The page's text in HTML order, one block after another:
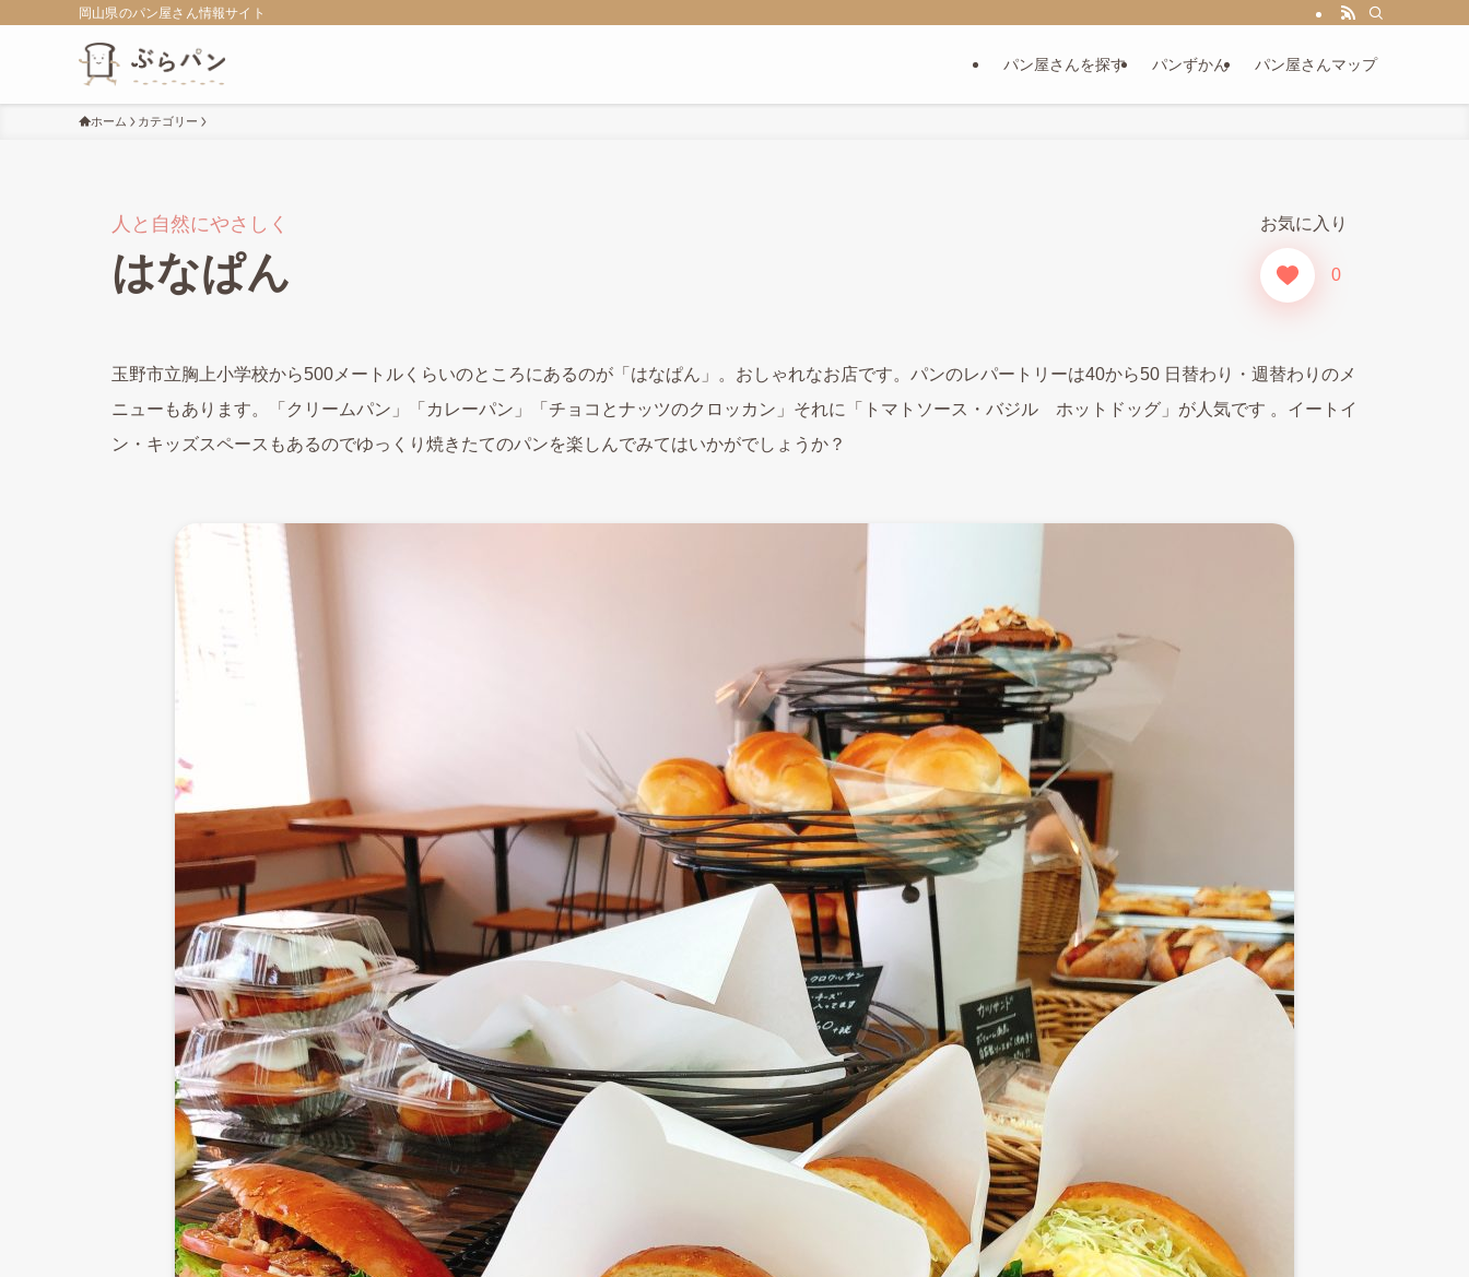
岡山県のパン屋さん情報サイト
パン屋さんを探す パンずかん パン屋さんマップ
ホーム カテゴリー
人と自然にやさしく
はなぱん
お気に入り
0
玉野市立胸上小学校から500メートルくらいのところにあるのが「はなぱん」。おしゃれなお店です。パンのレパートリーは40から50 日替わり・週替わりのメ
ニューもあります。「クリームパン」「カレーパン」「チョコとナッツのクロッカン」それに「トマトソース・バジル ホットドッグ」が人気です 。イートイ
ン・キッズスペースもあるのでゆっくり焼きたてのパンを楽しんでみてはいかがでしょうか？